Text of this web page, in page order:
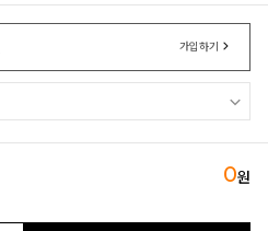
가입하기
0원